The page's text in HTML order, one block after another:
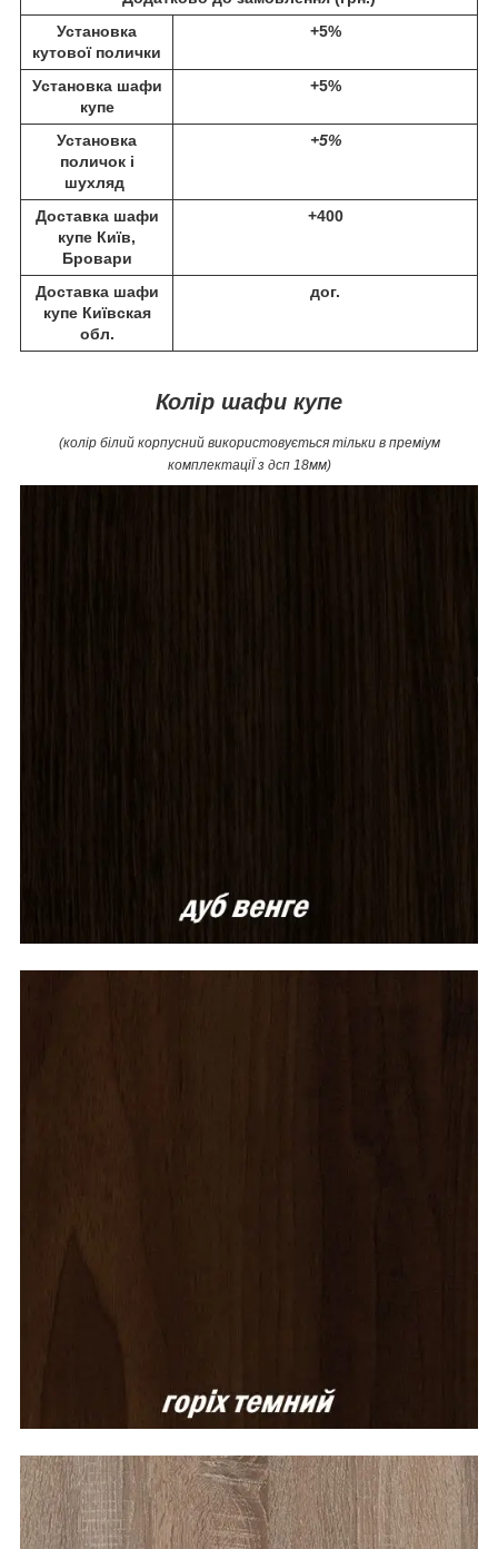
Установка
кутової полички
+5%
Установка шафи
купе
+5%
Установка
поличок і
шухляд
+5%
Доставка шафи
купе Київ,
Бровари
+400
Доставка шафи
купе Київская
обл.
дог.
Колір шафи купе
(колір білий корпусний використовується тільки в преміум
комплектаціЇ з дсп 18мм)